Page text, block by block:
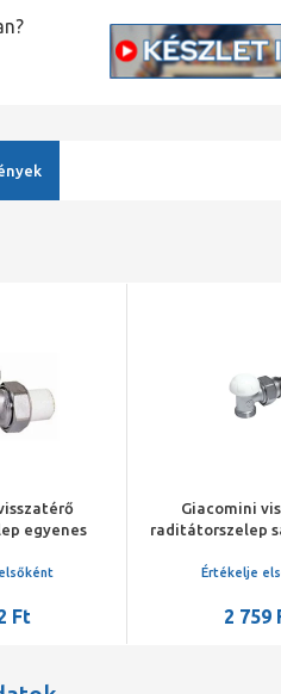
egyenes
Ft
Giacomini
raditátorszelep
Értékelje
2 759